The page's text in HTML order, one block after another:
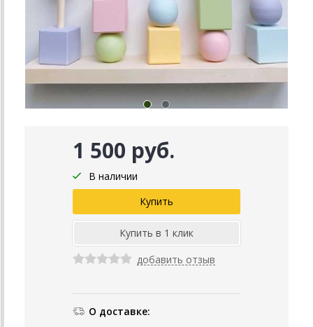
1 500 руб.
В наличии
добавить отзыв
О доставке: